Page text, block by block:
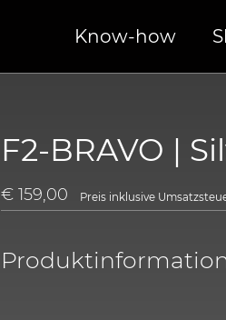
Know-how
F2-BRAVO |
€ 159,00 Preis inklusive